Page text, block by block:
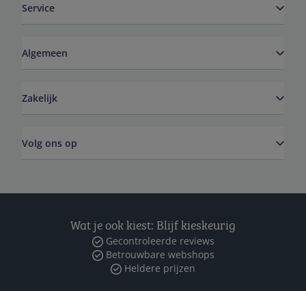
Service
Algemeen
Zakelijk
Volg ons op
Wat je ook kiest: Blijf kieskeurig
Gecontroleerde reviews
Betrouwbare webshops
Heldere prijzen